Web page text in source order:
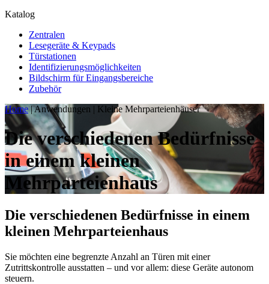
Katalog
Zentralen
Lesegeräte & Keypads
Türstationen
Identifizierungsmöglichkeiten
Bildschirm für Eingangsbereiche
Zubehör
Home|Anwendungen | Kleine Mehrparteienhäuser
Die verschiedenen Bedürfnisse
in einem kleinen
Mehrparteienhaus
Die verschiedenen Bedürfnisse in einem
kleinen Mehrparteienhaus
Sie möchten eine begrenzte Anzahl an Türen mit einer
Zutrittskontrolle ausstatten – und vor allem: diese Geräte autonom
steuern.